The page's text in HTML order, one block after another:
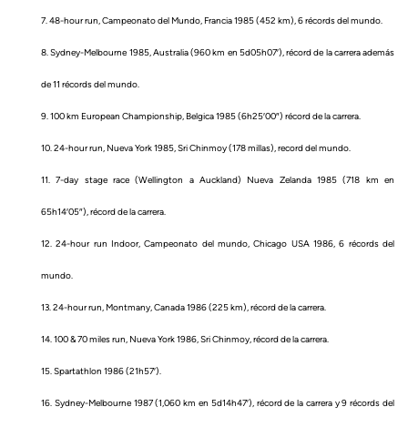
7. 48-hour run, Campeonato del Mundo, Francia 1985 (452 km), 6 récords del mundo.
8. Sydney-Melbourne 1985, Australia (960 km en 5d05h07′), récord de la carrera además
de 11 récords del mundo.
9. 100 km European Championship, Belgica 1985 (6h25′00″) récord de la carrera.
10. 24-hour run, Nueva York 1985, Sri Chinmoy (178 millas), record del mundo.
11. 7-day stage race (Wellington a Auckland) Nueva Zelanda 1985 (718 km en
65h14′05″), récord de la carrera.
12. 24-hour run Indoor, Campeonato del mundo, Chicago USA 1986, 6 récords del
mundo.
13. 24-hour run, Montmany, Canada 1986 (225 km), récord de la carrera.
14. 100 & 70 miles run, Nueva York 1986, Sri Chinmoy, récord de la carrera.
15. Spartathlon 1986 (21h57′).
16. Sydney-Melbourne 1987 (1,060 km en 5d14h47′), récord de la carrera y 9 récords del